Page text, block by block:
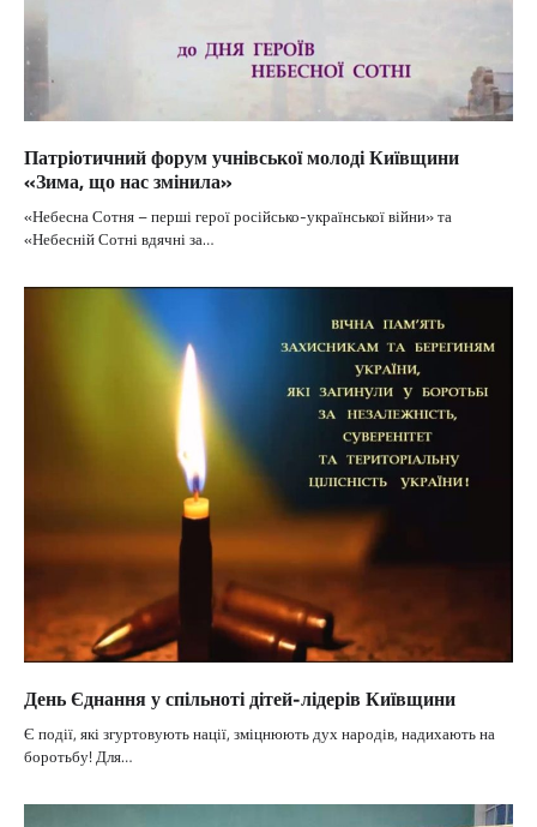
Патріотичний форум учнівської молоді Київщини
«Зима, що нас змінила»
«Небесна Сотня – перші герої російсько-української війни» та
«Небесній Сотні вдячні за…
День Єднання у спільноті дітей-лідерів Київщини
Є події, які згуртовують нації, зміцнюють дух народів, надихають на
боротьбу! Для…